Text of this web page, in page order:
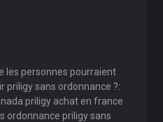
les personnes pourraient
priligy sans ordonnance ?:
priligy achat en france
ordonnance priligy sans